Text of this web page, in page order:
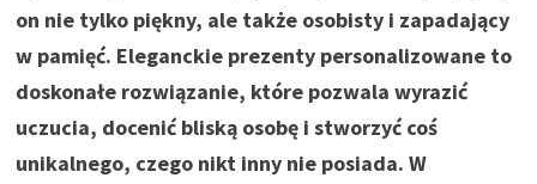
on nie tylko piękny, ale także osobisty i zapadający
w pamięć. Eleganckie prezenty personalizowane to
doskonałe rozwiązanie, które pozwala wyrazić
uczucia, docenić bliską osobę i stworzyć coś
unikalnego, czego nikt inny nie posiada. W